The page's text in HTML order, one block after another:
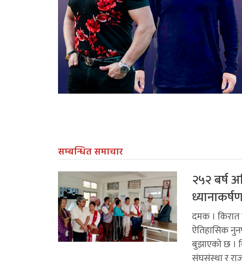
सम्बन्धित समाचार
२५२ बर्ष
दमक । किरात
ऐतिहासिक
बुझाएको छ ।
संघसंस्था र